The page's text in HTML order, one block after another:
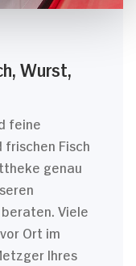
Wurst,
feine
frischen Fisch
genau
Viele
Ort im
Ihres